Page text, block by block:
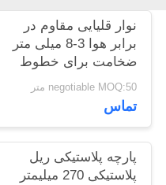
نقشه
سایت
PRIVACY
POLICY
نوار قلیایی مقاوم در
برابر هوا 3-8 میلی متر
ضخامت برای خطوط
نقاله پنوماتیک
negotiable MOQ:50 متر
تماس
پارچه پلاستیکی ریل
پلاستیکی 270 میلیمتر